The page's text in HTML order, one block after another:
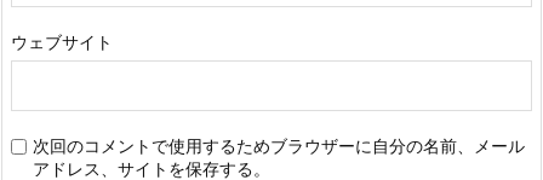
ウェブサイト
次回のコメントで使用するためブラウザーに自分の名前、メール
アドレス、サイトを保存する。